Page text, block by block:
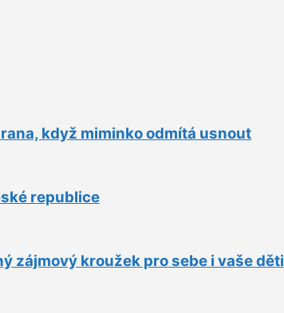
když miminko odmítá usnout
republice
zájmový kroužek pro sebe i vaše děti